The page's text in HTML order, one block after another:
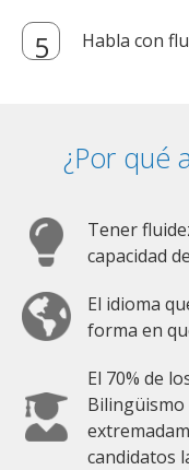
Habla con
¿Por qué
Tener
capacidad
El idioma
forma en
El 70% de
Bilingüismo
candidatos